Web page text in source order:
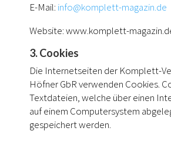
E-Mail: info@komplett-magazin.de
Website: www.komplett-
3. Cookies
Die Internetseiten der Komplett-
Höfner GbR verwenden Cookies.
Textdateien, welche über einen
auf einem Computersystem
gespeichert werden.